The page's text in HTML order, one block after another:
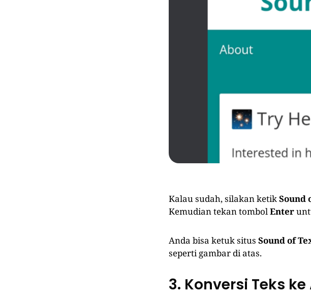
Kalau sudah, silakan ketikSound
Kemudian tekan tombolEnter
Anda bisa ketuk situs Sound of
seperti gambar di atas.
3. Konversi Teks